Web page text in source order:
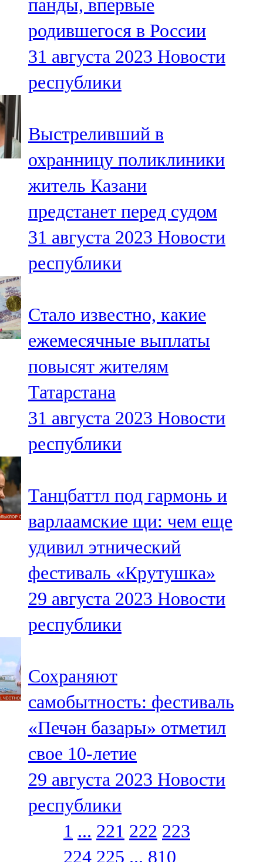
панды, впервые
родившегося в России
31 августа 2023 Новости
республики
Выстреливший в
охранницу поликлиники
житель Казани
предстанет перед судом
31 августа 2023 Новости
республики
Стало известно, какие
ежемесячные выплаты
повысят жителям
Татарстана
31 августа 2023 Новости
республики
Танцбаттл под гармонь и
варлаамские щи: чем еще
удивил этнический
фестиваль «Крутушка»
29 августа 2023 Новости
республики
Сохраняют
самобытность: фестиваль
«Печән базары» отметил
свое 10-летие
29 августа 2023 Новости
республики
1 ... 221 222 223
224 225 ... 810